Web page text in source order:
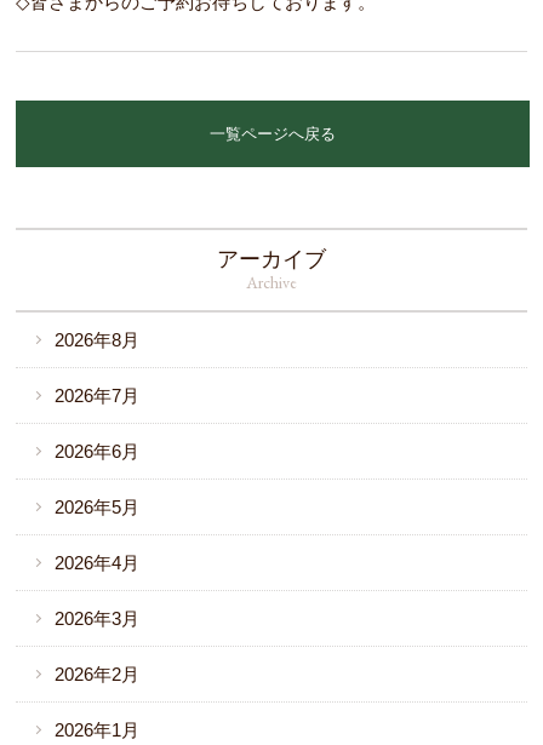
一覧ページへ戻る
アーカイブ
Archive
2026年8月
2026年7月
2026年6月
2026年5月
2026年4月
2026年3月
2026年2月
2026年1月